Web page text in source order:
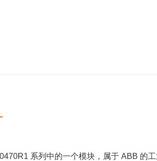
系列中的一个模块，属于 ABB 的